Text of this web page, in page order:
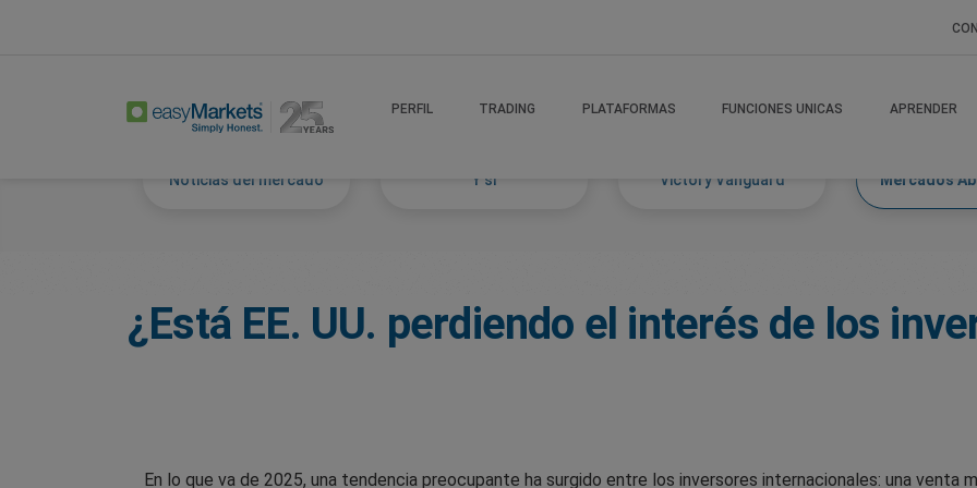
PERFIL TRADING PLATAFORMAS FUNCIONES UNICAS APRENDER
Noticias del mercado Y si Victory Vanguard Mercados
¿Está EE. UU. perdiendo el interés de los
En lo que va de 2025, una tendencia preocupante ha surgido entre los inversores internacionales: una venta